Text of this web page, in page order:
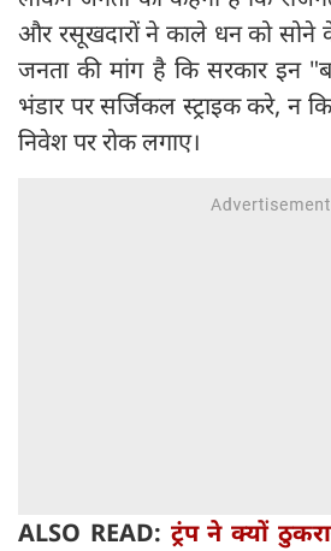
और रसूखदारों ने काले धन को सोने
जनता की मांग है कि सरकार इन
भंडार पर सर्जिकल स्ट्राइक करे,
निवेश पर रोक लगाए।
ALSO READ: ट्रंप ने क्यों